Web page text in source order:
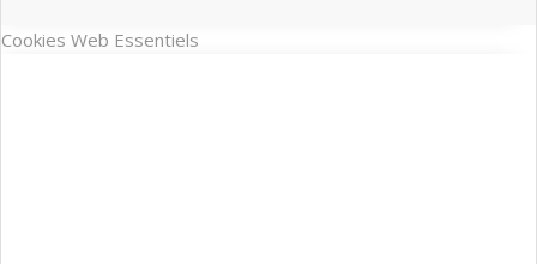
Cookies Web Essentiels